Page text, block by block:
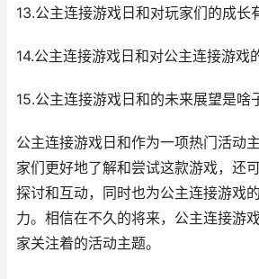
13.公主连接游戏日和对玩家们的成长
14.公主连接游戏日和对公主连接游戏
15.公主连接游戏日和的未来展望是啥
公主连接游戏日和作为一项热门活动
家们更好地了解和尝试这款游戏，还
探讨和互动，同时也为公主连接游戏
力。相信在不久的将来，公主连接游
家关注着的活动主题。